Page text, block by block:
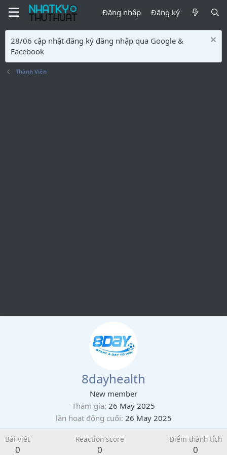
Đăng nhập Đăng ký
28/06 cập nhật đăng ký đăng nhập qua Google &
Facebook
Thành Viên
8dayhealth
New member
Tham gia 26 May 2025
lần hoạt động cuối 26 May 2025
Bài viết
0
Reaction score
0
Điểm thành tích
0